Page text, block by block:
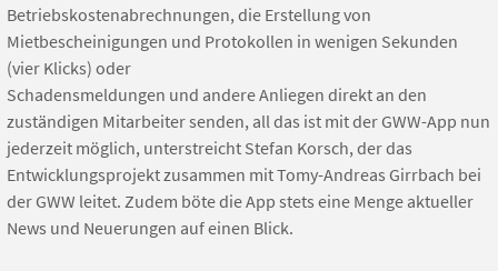
Betriebskostenabrechnungen, die Erstellung von
Mietbescheinigungen und Protokollen in wenigen Sekunden
(vier Klicks) oder
Schadensmeldungen und andere Anliegen direkt an den
zuständigen Mitarbeiter senden, all das ist mit der GWW-App nun
jederzeit möglich, unterstreicht Stefan Korsch, der das
Entwicklungsprojekt zusammen mit Tomy-Andreas Girrbach bei
der GWW leitet. Zudem böte die App stets eine Menge aktueller
News und Neuerungen auf einen Blick.